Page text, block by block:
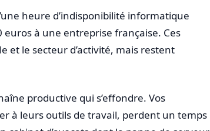
heure d’indisponibilité informatique
à une entreprise française. Ces
et le secteur d’activité, mais restent
productive qui s’effondre. Vos
à leurs outils de travail, perdent un temps